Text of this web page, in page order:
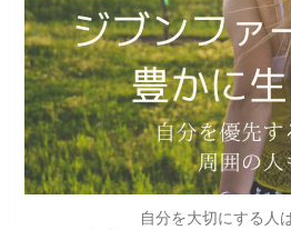
自分を大切にする人